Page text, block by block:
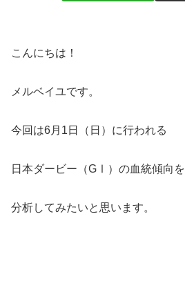
こんにちは！
メルベイユです。
今回は6月1日（日）に行われる
日本ダービー（GⅠ）の血統傾向を
分析してみたいと思います。